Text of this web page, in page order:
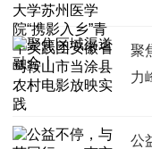
践
聚
力
公